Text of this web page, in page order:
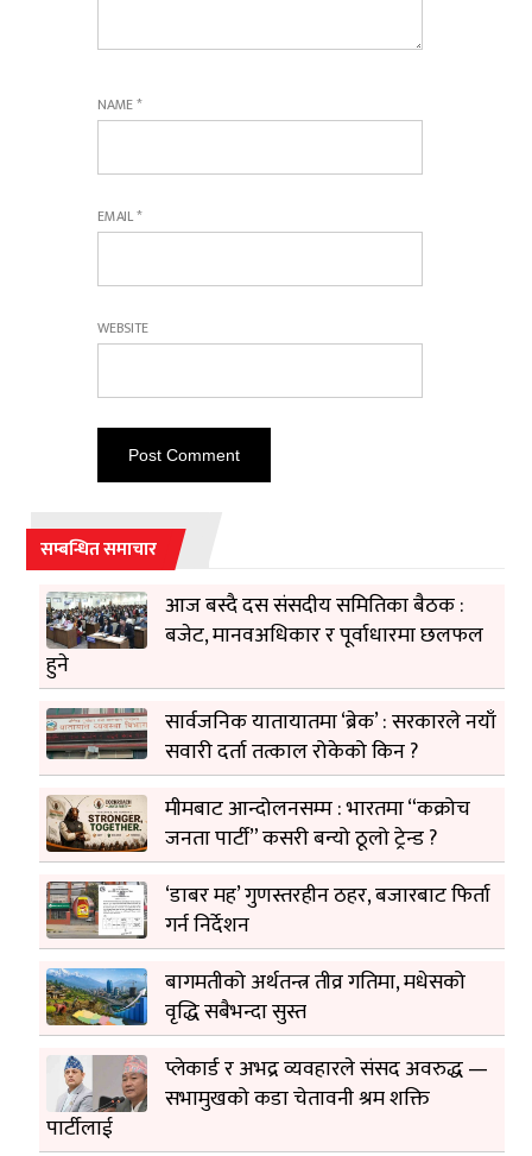
NAME*
EMAIL*
WEBSITE
सम्बन्धित समाचार
आज बस्दै दस संसदीय समितिका बैठक :
बजेट, मानवअधिकार र पूर्वाधारमा छलफल
हुने
सार्वजनिक यातायातमा ‘ब्रेक’ : सरकारले नयाँ
सवारी दर्ता तत्काल रोकेको किन ?
मीमबाट आन्दोलनसम्म : भारतमा “कक्रोच
जनता पार्टी” कसरी बन्यो ठूलो ट्रेन्ड ?
‘डाबर मह’ गुणस्तरहीन ठहर, बजारबाट फिर्ता
गर्न निर्देशन
बागमतीको अर्थतन्त्र तीव्र गतिमा, मधेसको
वृद्धि सबैभन्दा सुस्त
प्लेकार्ड र अभद्र व्यवहारले संसद अवरुद्ध —
सभामुखको कडा चेतावनी श्रम शक्ति
पार्टीलाई